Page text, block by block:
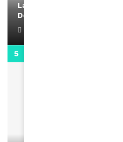
La rubrique santé speciale
Docteur Makanda